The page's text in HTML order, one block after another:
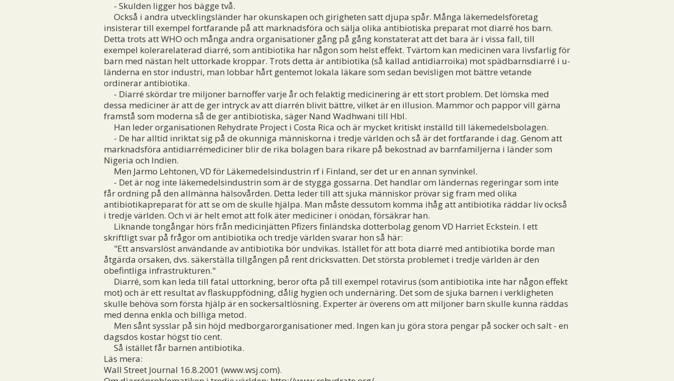
- Skulden ligger hos bägge två.
Också i andra utvecklingsländer har okunskapen och girigheten satt djupa spår. Många läkemedelsföretag
insisterar till exempel fortfarande på att marknadsföra och sälja olika antibiotiska preparat mot diarré hos barn.
Detta trots att WHO och många andra organisationer gång på gång konstaterat att det bara är i vissa fall, till
exempel kolerarelaterad diarré, som antibiotika har någon som helst effekt. Tvärtom kan medicinen vara livsfarlig för
barn med nästan helt uttorkade kroppar. Trots detta är antibiotika (så kallad antidiarroika) mot spädbarnsdiarré i u-
länderna en stor industri, man lobbar hårt gentemot lokala läkare som sedan bevisligen mot bättre vetande
ordinerar antibiotika.
- Diarré skördar tre miljoner barnoffer varje år och felaktig medicinering är ett stort problem. Det lömska med
dessa mediciner är att de ger intryck av att diarrén blivit bättre, vilket är en illusion. Mammor och pappor vill gärna
framstå som moderna så de ger antibiotiska, säger Nand Wadhwani till Hbl.
Han leder organisationen Rehydrate Project i Costa Rica och är mycket kritiskt inställd till läkemedelsbolagen.
- De har alltid inriktat sig på de okunniga människorna i tredje världen och så är det fortfarande i dag. Genom att
marknadsföra antidiarrémediciner blir de rika bolagen bara rikare på bekostnad av barnfamiljerna i länder som
Nigeria och Indien.
Men Jarmo Lehtonen, VD för Läkemedelsindustrin rf i Finland, ser det ur en annan synvinkel.
- Det är nog inte läkemedelsindustrin som är de stygga gossarna. Det handlar om ländernas regeringar som inte
får ordning på den allmänna hälsovården. Detta leder till att sjuka människor prövar sig fram med olika
antibiotikapreparat för att se om de skulle hjälpa. Man måste dessutom komma ihåg att antibiotika räddar liv också
i tredje världen. Och vi är helt emot att folk äter mediciner i onödan, försäkrar han.
Liknande tongångar hörs från medicinjätten Pfizers finländska dotterbolag genom VD Harriet Eckstein. I ett
skriftligt svar på frågor om antibiotika och tredje världen svarar hon så här:
"Ett ansvarslöst användande av antibiotika bör undvikas. Istället för att bota diarré med antibiotika borde man
åtgärda orsaken, dvs. säkerställa tillgången på rent dricksvatten. Det största problemet i tredje världen är den
obefintliga infrastrukturen."
Diarré, som kan leda till fatal uttorkning, beror ofta på till exempel rotavirus (som antibiotika inte har någon effekt
mot) och är ett resultat av flaskuppfödning, dålig hygien och undernäring. Det som de sjuka barnen i verkligheten
skulle behöva som första hjälp är en sockersaltlösning. Experter är överens om att miljoner barn skulle kunna räddas
med denna enkla och billiga metod.
Men sånt sysslar på sin höjd medborgarorganisationer med. Ingen kan ju göra stora pengar på socker och salt - en
dagsdos kostar högst tio cent.
Så istället får barnen antibiotika.
Läs mera:
Wall Street Journal 16.8.2001 (www.wsj.com).